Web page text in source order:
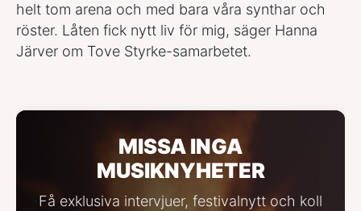
helt tom arena och med bara våra synthar och
röster. Låten fick nytt liv för mig, säger Hanna
Järver om Tove Styrke-samarbetet.
MISSA INGA
MUSIKNYHETER
Få exklusiva intervjuer, festivalnytt och koll